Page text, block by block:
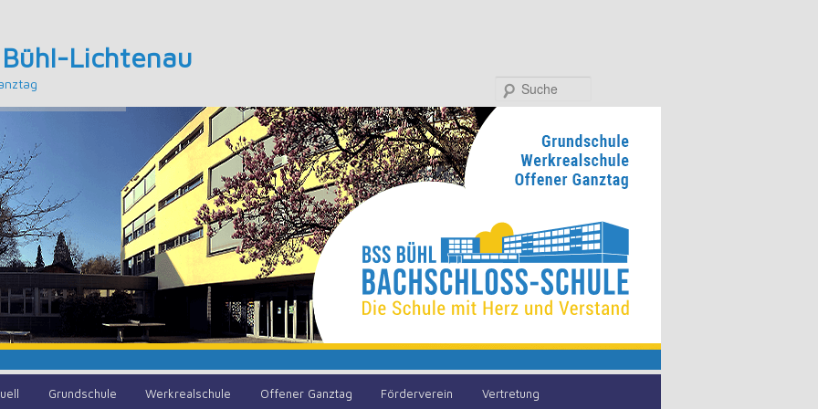
Lichtenau
Grundschule Werkrealschule Offener Ganztag Förderverein Vertretung